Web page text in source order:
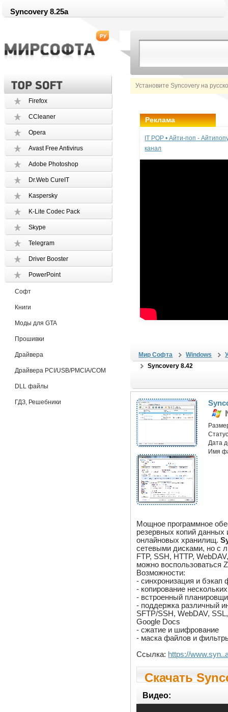
Syncovery 8.25a
Установите Syncovery на
Firefox
CCleaner
Opera
Avast Free Antivirus
Adobe Photoshop
Dr.Web CureIT
Kaspersky
K-Lite Codec Pack
Skype
Telegram
Driver Booster
PowerPoint
Софт
Книги
Моды для GTA
Прошивки
Драйвера
Драйвера PCI/USB/PMCIA/COM
DLL файлы
ГДЗ, Решебники
Реклама
IT POP • Айти-поп -
канал
Мир Софта Windows
Syncovery 8.42
Дата
Имя
Мощное программное
резервных копий данных
онлайновых хранилищ.
сетевыми дисками, но с
FTP, SSH, HTTP,
можно воспользоваться
Возможности:
- синхронизация и бэкап
- копирование
- встроенный
- поддержка различный
SFTP/SSH, WebDAV,
Google Docs
- сжатие и шифрование
- маска файлов и
Ссылка: https://
Скачать
Видео: